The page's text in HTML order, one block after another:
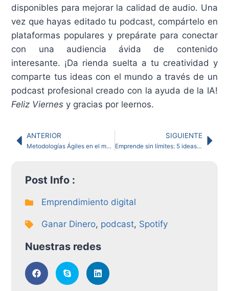
disponibles para mejorar la calidad de audio. Una
vez que hayas editado tu podcast, compártelo en
plataformas populares y prepárate para conectar
con una audiencia ávida de contenido
interesante. ¡Da rienda suelta a tu creatividad y
comparte tus ideas con el mundo a través de un
podcast profesional creado con la ayuda de la IA!
Feliz Viernes y gracias por leernos.
ANTERIOR
Metodologías Ágiles en el mundo digital: las 4 MA más populares
SIGUIENTE
Emprende sin límites: 5 ideas de negocios rentables con una inversión menor a $100
Post Info :
Emprendimiento digital
Ganar Dinero, podcast, Spotify
Nuestras redes